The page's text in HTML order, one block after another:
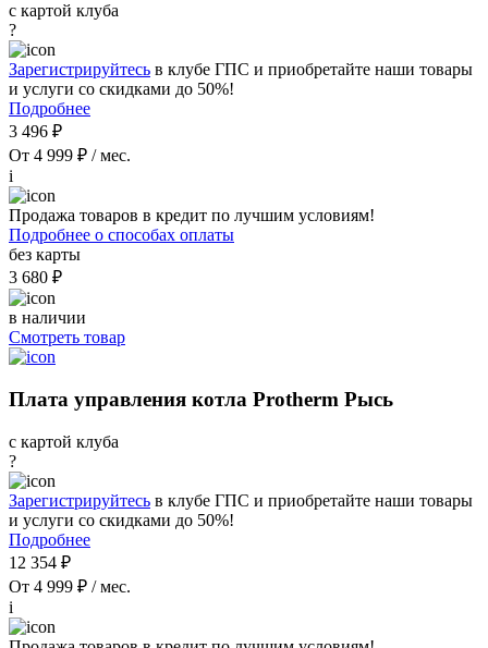
с картой клуба
?
Зарегистрируйтесь в клубе ГПС и приобретайте наши товары
и услуги со скидками до 50%!
Подробнее
3 496 ₽
От 4 999 ₽ / мес.
i
Продажа товаров в кредит по лучшим условиям!
Подробнее о способах оплаты
без карты
3 680 ₽
в наличии
Смотреть товар
Плата управления котла Protherm Рысь
с картой клуба
?
Зарегистрируйтесь в клубе ГПС и приобретайте наши товары
и услуги со скидками до 50%!
Подробнее
12 354 ₽
От 4 999 ₽ / мес.
i